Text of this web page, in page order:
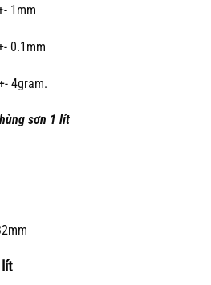
1mm
0.1mm
4gram.
sơn 1 lít
lít